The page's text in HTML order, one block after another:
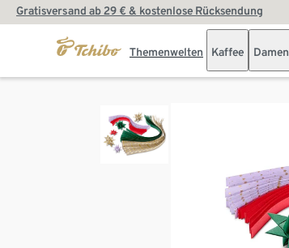
Gratisversand ab 29 € & kostenlose Rücksendung
Themenwelten Kaffee Damen